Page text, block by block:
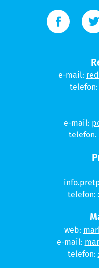
e-mail:
telefon:
e-mail:
telefon:
telefon:
web:
e-mail:
telefon: